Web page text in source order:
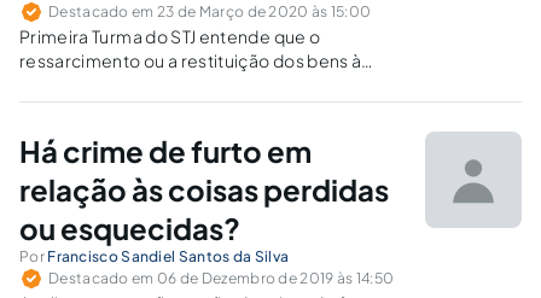
Destacado em 23 de Março de 2020 às 15:00
Primeira Turma do STJ entende que o
ressarcimento ou a restituição dos bens à
praticou a conduta ímproba pode ter efeitos
reparação integral do prejuízo, não fazendo
desaparecer, todavia, o ato de improbidade
que gerou o dano ao erário.
Há crime de furto em
relação às coisas perdidas
ou esquecidas?
Por Francisco Sandiel Santos da Silva
Destacado em 06 de Dezembro de 2019 às 14:50